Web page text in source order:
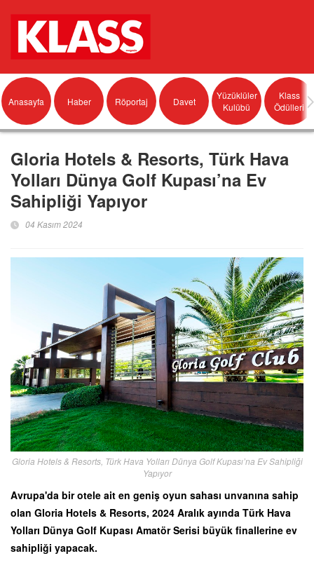
Anasayfa Haber Röportaj Davet
Yüzüklüler
Kulübü
Klass
Ödülleri
Gloria Hotels & Resorts, Türk Hava
Yolları Dünya Golf Kupası’na Ev
Sahipliği Yapıyor
04 Kasım 2024
Gloria Hotels & Resorts, Türk Hava Yolları Dünya Golf Kupası’na Ev Sahipliği
Yapıyor
Avrupa'da bir otele ait en geniş oyun sahası unvanına sahip
olan Gloria Hotels & Resorts, 2024 Aralık ayında Türk Hava
Yolları Dünya Golf Kupası Amatör Serisi büyük finallerine ev
sahipliği yapacak.